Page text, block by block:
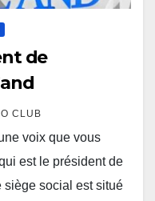
de
CLUB
voix que vous
est le président de
siège social est situé